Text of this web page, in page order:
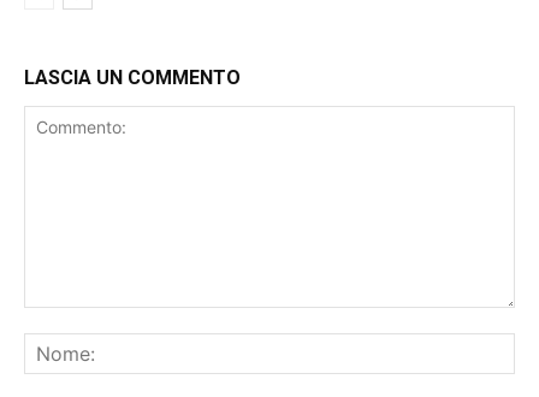
LASCIA UN COMMENTO